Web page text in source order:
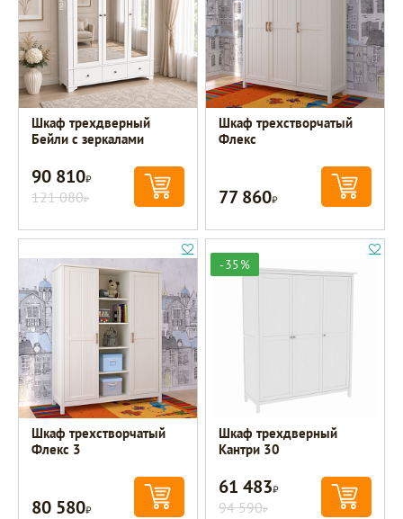
Шкаф трехдверный
Бейли с зеркалами
90 810Р
121 080Р
Шкаф трехстворчатый
Флекс
77 860Р
Шкаф трехстворчатый
Флекс 3
80 580Р
-35%
Шкаф трехдверный
Кантри 30
61 483Р
94 590Р